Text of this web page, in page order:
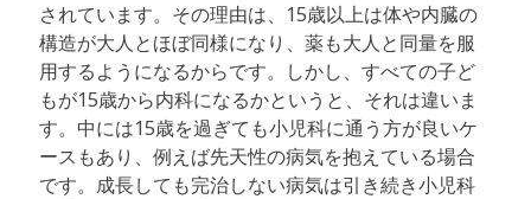
されています。その理由は、15歳以上は体や内臓の
構造が大人とほぼ同様になり、薬も大人と同量を服
用するようになるからです。しかし、すべての子ど
もが15歳から内科になるかというと、それは違いま
す。中には15歳を過ぎても小児科に通う方が良いケ
ースもあり、例えば先天性の病気を抱えている場合
です。成長しても完治しない病気は引き続き小児科